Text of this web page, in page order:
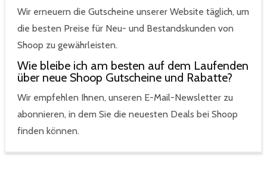
Wir erneuern die Gutscheine unserer Website täglich, um
die besten Preise für Neu- und Bestandskunden von
Shoop zu gewährleisten.
Wie bleibe ich am besten auf dem Laufenden
über neue Shoop Gutscheine und Rabatte?
Wir empfehlen Ihnen, unseren E-Mail-Newsletter zu
abonnieren, in dem Sie die neuesten Deals bei Shoop
finden können.